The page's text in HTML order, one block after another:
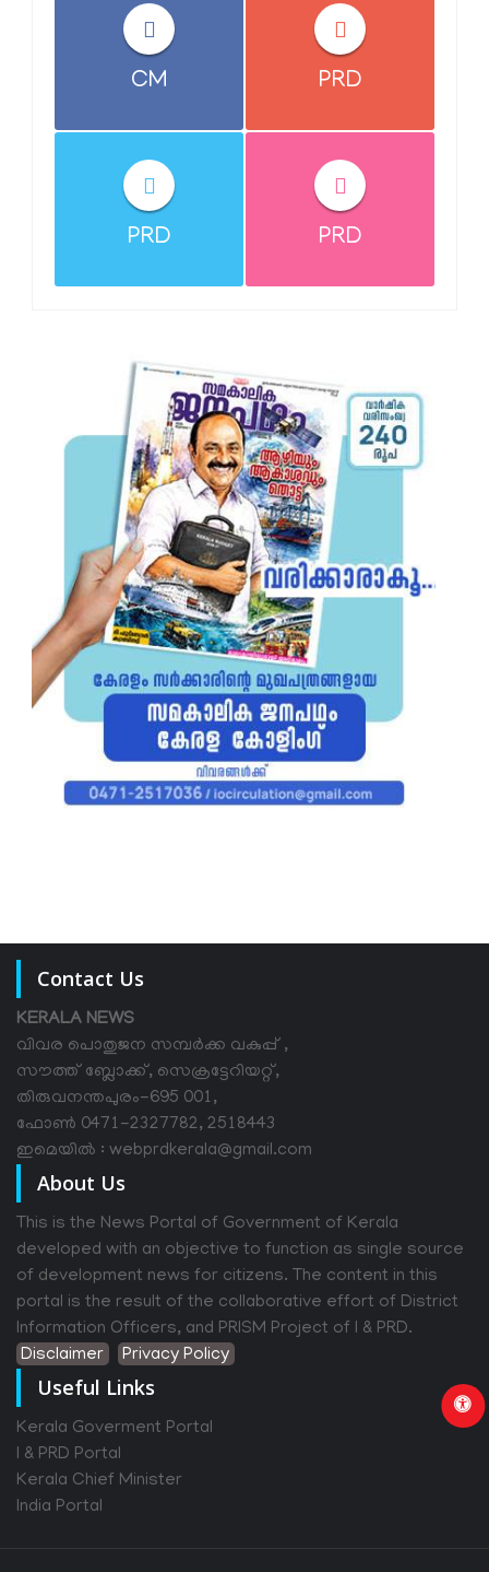
CM PRD
PRD PRD
Contact Us
KERALA NEWS
വിവര പൊതുജന സമ്പര്‍ക്ക വകുപ്പ് ,
സൗത്ത് ബ്ലോക്ക്, സെക്രട്ടേറിയറ്റ്,
തിരുവനന്തപുരം-695 001,
ഫോൺ 0471-2327782, 2518443
ഇമെയിൽ : webprdkerala@gmail.com
About Us
This is the News Portal of Government of Kerala
developed with an objective to function as single source
of development news for citizens. The content in this
portal is the result of the collaborative effort of District
Information Officers, and PRISM Project of I & PRD.
Disclaimer
Privacy Policy
Useful Links
Kerala Goverment Portal
I & PRD Portal
Kerala Chief Minister
India Portal